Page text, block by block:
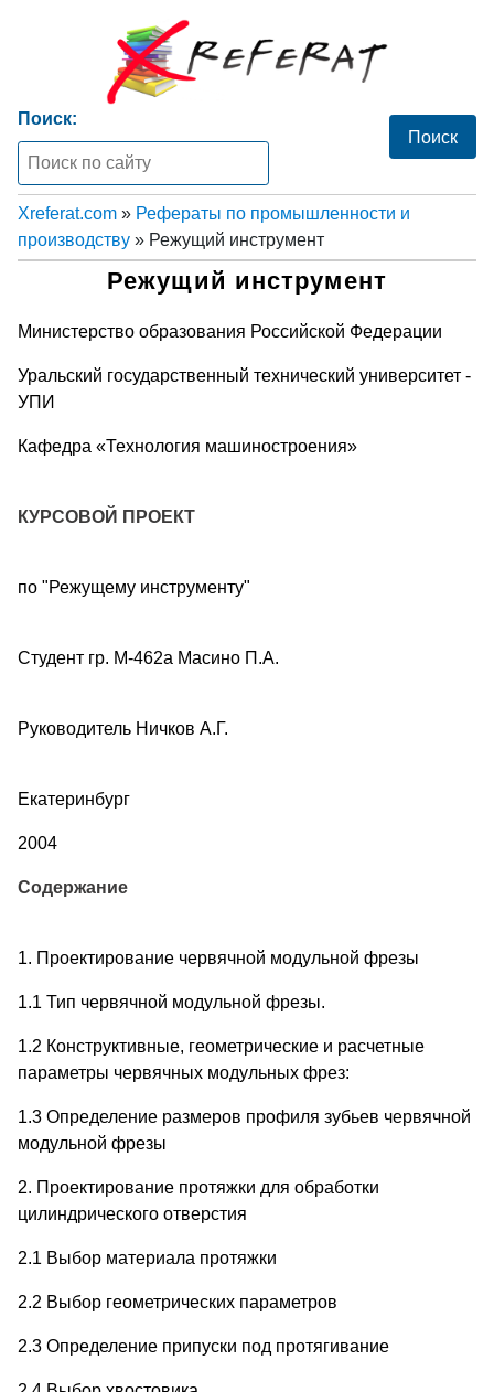
Поиск:
Xreferat.com » Рефераты по промышленности и
производству » Режущий инструмент
Режущий инструмент
Министерство образования Российской Федерации
Уральский государственный технический университет -
УПИ
Кафедра «Технология машиностроения»
КУРСОВОЙ ПРОЕКТ
по "Режущему инструменту"
Студент гр. М-462а Масино П.А.
Руководитель Ничков А.Г.
Екатеринбург
2004
Содержание
1. Проектирование червячной модульной фрезы
1.1 Тип червячной модульной фрезы.
1.2 Конструктивные, геометрические и расчетные
параметры червячных модульных фрез:
1.3 Определение размеров профиля зубьев червячной
модульной фрезы
2. Проектирование протяжки для обработки
цилиндрического отверстия
2.1 Выбор материала протяжки
2.2 Выбор геометрических параметров
2.3 Определение припуски под протягивание